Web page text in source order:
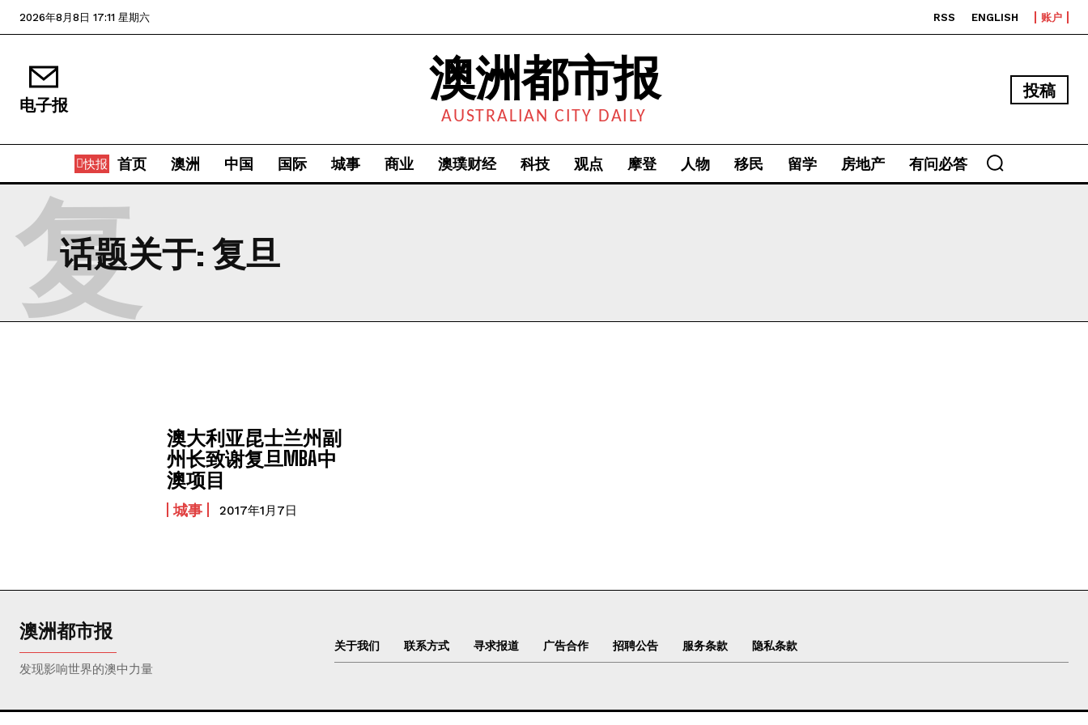
2026年8月8日 17:11 星期六 RSS ENGLISH 账户
电子报 澳洲都市报
AUSTRALIAN CITY DAILY
投稿
快报 首页 澳洲 中国 国际 城事 商业 澳璞财经 科技 观点 摩登 人物 移民 留学 房地产 有问必答
话题关于: 复旦
复
澳大利亚昆士兰州副
州长致谢复旦MBA中
澳项目
城事 2017年1月7日
澳洲都市报
发现影响世界的澳中力量
关于我们 联系方式 寻求报道 广告合作 招聘公告 服务条款 隐私条款